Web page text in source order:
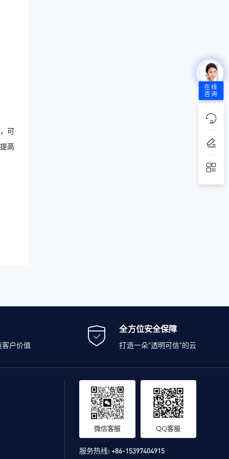
可
高
户价值
全方位安全保障
打造一朵“透明可信”的云
微信客服 QQ客服
服务热线:+86-15397404915
在线
咨询